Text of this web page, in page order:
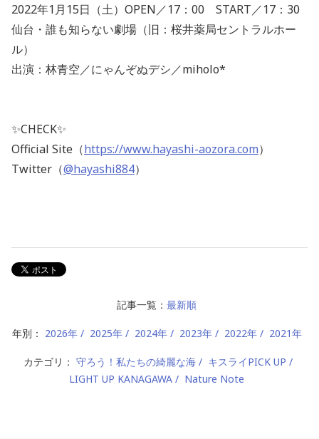
2022年1月15日（土）OPEN／17：00 START／17：30
仙台・誰も知らない劇場（旧：桜井薬局セントラルホー
ル）
出演：林青空／にゃんぞぬデシ／miholo*
✨CHECK✨
Official Site（https://www.hayashi-aozora.com）
Twitter（@hayashi884）
記事一覧： 最新順
年別： 2026年 2025年 2024年 2023年 2022年 2021年
カテゴリ： 守ろう！私たちの綺麗な海
キスライPICK UP
LIGHT UP KANAGAWA
Nature Note